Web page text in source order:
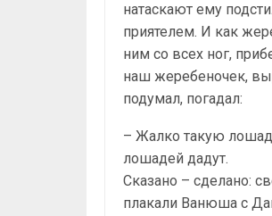
натаскают ему
приятелем. И как
ним со всех ног,
наш жеребеночек,
подумал, погадал:
– Жалко такую
лошадей дадут.
Сказано – сделано:
плакали Ванюша с